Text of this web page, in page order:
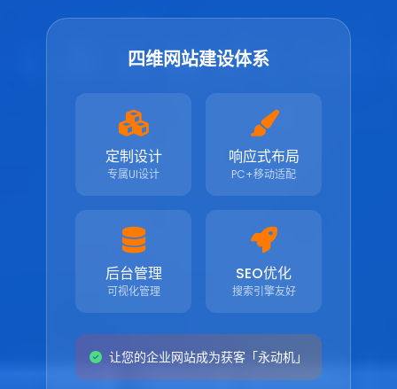
四维网站建设体系
定制设计
专属UI设计
响应式布局
PC+移动适配
后台管理
可视化管理
SEO优化
搜索引擎友好
让您的企业网站成为获客「永动机」